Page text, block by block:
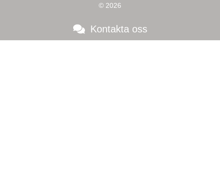
© 2026
Kontakta oss